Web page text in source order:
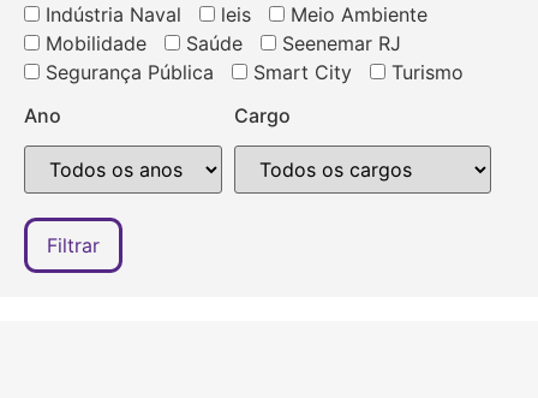
Indústria Naval
leis
Meio Ambiente
Mobilidade
Saúde
Seenemar RJ
Segurança Pública
Smart City
Turismo
Ano
Cargo